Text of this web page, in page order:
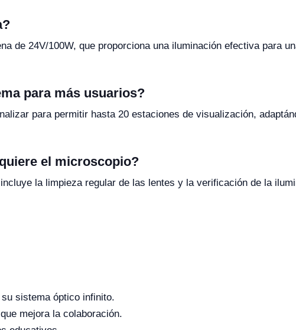
de 24V/100W, que proporciona una iluminación efectiva para
para más usuarios?
para permitir hasta 20 estaciones de visualización,
el microscopio?
la limpieza regular de las lentes y la verificación de la
sistema óptico infinito.
mejora la colaboración.